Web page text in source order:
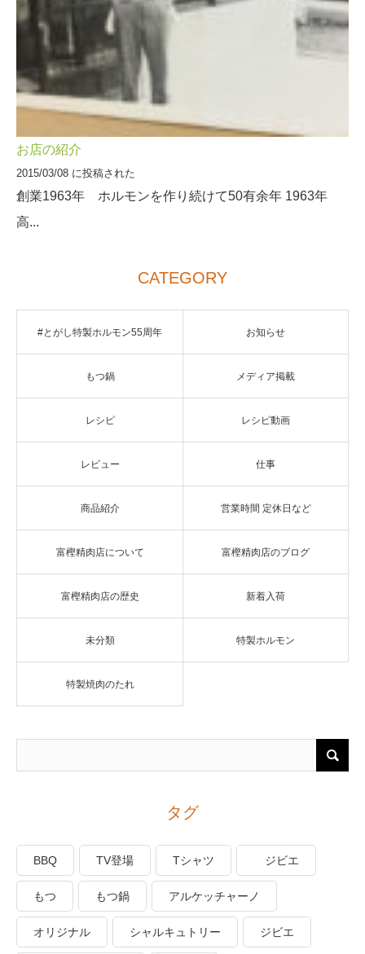
お店の紹介
2015/03/08 に投稿された
創業1963年 ホルモンを作り続けて50有余年 1963年
高...
CATEGORY
#とがし特製ホルモン55周年 お知らせ
もつ鍋 メディア掲載
レシピ レシピ動画
レビュー 仕事
商品紹介 営業時間 定休日など
富樫精肉店について 富樫精肉店のブログ
富樫精肉店の歴史 新着入荷
未分類 特製ホルモン
特製焼肉のたれ
タグ
BBQ TV登場 Tシャツ ジビエ
もつ もつ鍋 アルケッチャーノ
オリジナル シャルキュトリー ジビエ